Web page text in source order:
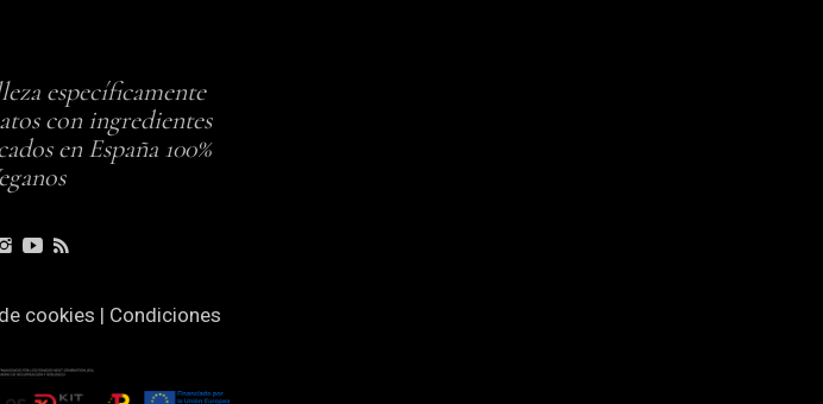
específicamente
con ingredientes
en España 100%
cookies | Condiciones